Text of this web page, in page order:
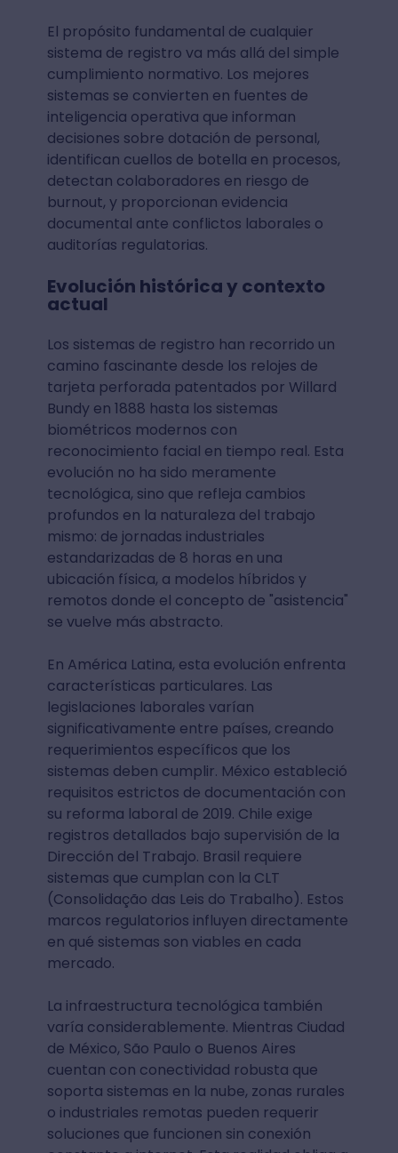
El propósito fundamental de cualquier
sistema de registro va más allá del simple
cumplimiento normativo. Los mejores
sistemas se convierten en fuentes de
inteligencia operativa que informan
decisiones sobre dotación de personal,
identifican cuellos de botella en procesos,
detectan colaboradores en riesgo de
burnout, y proporcionan evidencia
documental ante conflictos laborales o
auditorías regulatorias.
Evolución histórica y contexto
actual
Los sistemas de registro han recorrido un
camino fascinante desde los relojes de
tarjeta perforada patentados por Willard
Bundy en 1888 hasta los sistemas
biométricos modernos con
reconocimiento facial en tiempo real. Esta
evolución no ha sido meramente
tecnológica, sino que refleja cambios
profundos en la naturaleza del trabajo
mismo: de jornadas industriales
estandarizadas de 8 horas en una
ubicación física, a modelos híbridos y
remotos donde el concepto de "asistencia"
se vuelve más abstracto.
En América Latina, esta evolución enfrenta
características particulares. Las
legislaciones laborales varían
significativamente entre países, creando
requerimientos específicos que los
sistemas deben cumplir. México estableció
requisitos estrictos de documentación con
su reforma laboral de 2019. Chile exige
registros detallados bajo supervisión de la
Dirección del Trabajo. Brasil requiere
sistemas que cumplan con la CLT
(Consolidação das Leis do Trabalho). Estos
marcos regulatorios influyen directamente
en qué sistemas son viables en cada
mercado.
La infraestructura tecnológica también
varía considerablemente. Mientras Ciudad
de México, São Paulo o Buenos Aires
cuentan con conectividad robusta que
soporta sistemas en la nube, zonas rurales
o industriales remotas pueden requerir
soluciones que funcionen sin conexión